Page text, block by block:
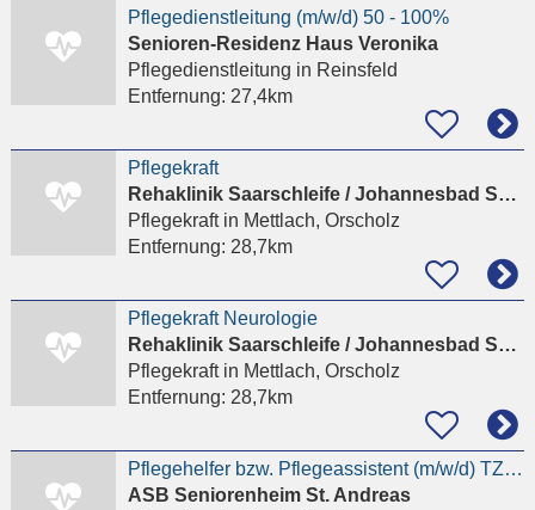
Pflegedienstleitung (m/w/d) 50 - 100%
Senioren-Residenz Haus Veronika
Pflegedienstleitung in Reinsfeld
Entfernung: 27,4km
Pflegekraft
Rehaklinik Saarschleife / Johannesbad Saarschleife AG und Co. KG
Pflegekraftin Mettlach, Orscholz
Entfernung: 28,7km
Pflegekraft Neurologie
Rehaklinik Saarschleife / Johannesbad Saarschleife AG und Co. KG
Pflegekraftin Mettlach, Orscholz
Entfernung: 28,7km
Pflegehelfer bzw. Pflegeassistent (m/w/d) TZ / VZ
ASB Seniorenheim St. Andreas